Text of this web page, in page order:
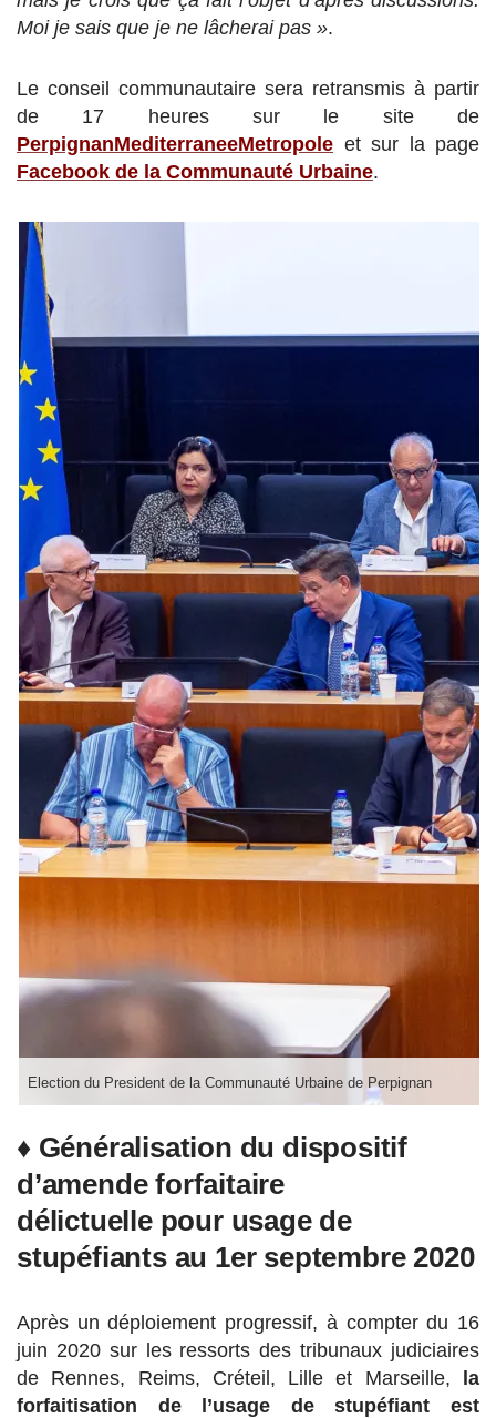
Moi je sais que je ne lâcherai pas ».
Le conseil communautaire sera retransmis à partir
de 17 heures sur le site de
PerpignanMediterraneeMetropole et sur la page
Facebook de la Communauté Urbaine.
Election du President de la Communauté Urbaine de Perpignan
♦ Généralisation du dispositif
d’amende forfaitaire
délictuelle pour usage de
stupéfiants au 1er septembre 2020
Après un déploiement progressif, à compter du 16
juin 2020 sur les ressorts des tribunaux judiciaires
de Rennes, Reims, Créteil, Lille et Marseille, la
forfaitisation de l’usage de stupéfiant est